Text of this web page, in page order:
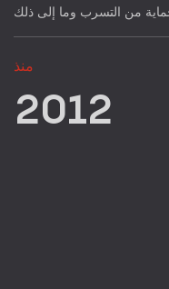
منذ
2012